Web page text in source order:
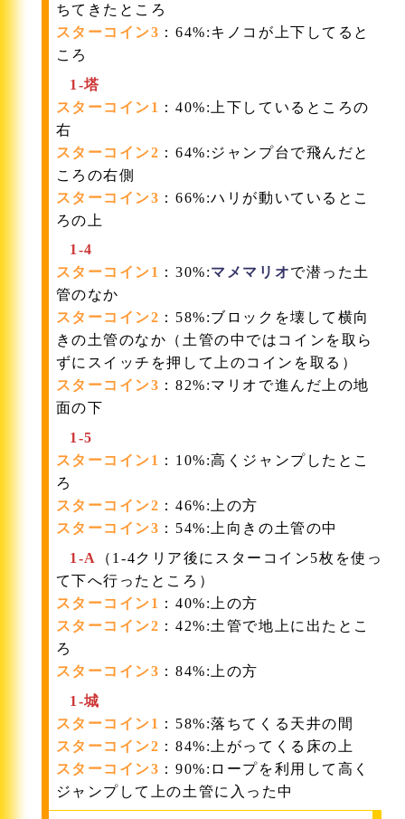
ちてきたところ
スターコイン3 ：64%:キノコが上下してると
ころ
1-塔
スターコイン1 ：40%:上下しているところの
右
スターコイン2 ：64%:ジャンプ台で飛んだと
ころの右側
スターコイン3 ：66%:ハリが動いているとこ
ろの上
1-4
スターコイン1 ：30%:マメマリオで潜った土
管のなか
スターコイン2 ：58%:ブロックを壊して横向
きの土管のなか（土管の中ではコインを取ら
ずにスイッチを押して上のコインを取る）
スターコイン3 ：82%:マリオで進んだ上の地
面の下
1-5
スターコイン1 ：10%:高くジャンプしたとこ
ろ
スターコイン2 ：46%:上の方
スターコイン3 ：54%:上向きの土管の中
1-A
（1-4クリア後にスターコイン5枚を使っ
て下へ行ったところ）
スターコイン1 ：40%:上の方
スターコイン2 ：42%:土管で地上に出たとこ
ろ
スターコイン3 ：84%:上の方
1-城
スターコイン1 ：58%:落ちてくる天井の間
スターコイン2 ：84%:上がってくる床の上
スターコイン3 ：90%:ロープを利用して高く
ジャンプして上の土管に入った中